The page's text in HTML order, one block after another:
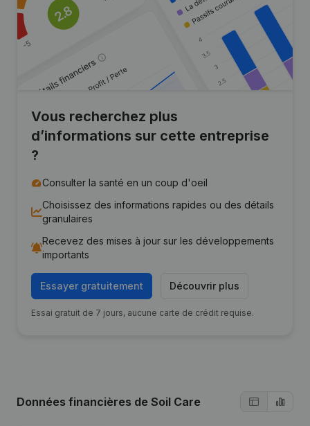
Vous recherchez plus
d’informations sur cette entreprise
?
Consulter la santé en un coup d'oeil
Choisissez des informations rapides ou des détails
granulaires
Recevez des mises à jour sur les développements
importants
Essayer gratuitement Découvrir plus
Essai gratuit de 7 jours, aucune carte de crédit requise.
Données financières de Soil Care